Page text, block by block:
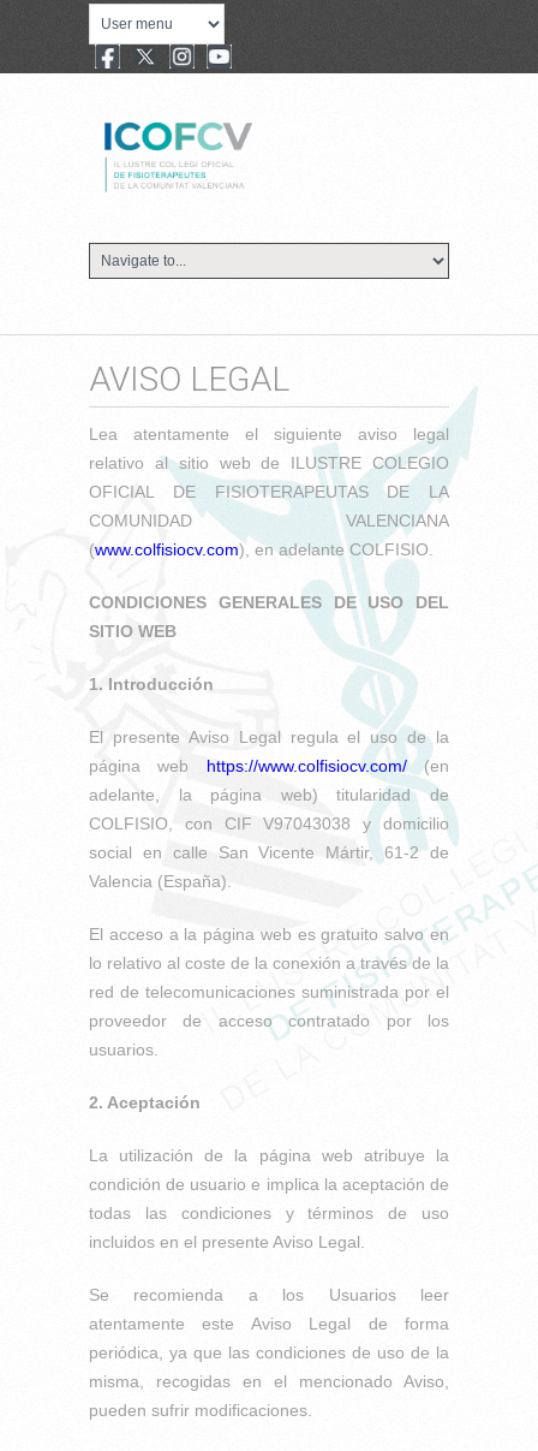
AVISO LEGAL
Lea atentamente el siguiente aviso legal
relativo al sitio web de ILUSTRE COLEGIO
OFICIAL DE FISIOTERAPEUTAS DE LA
COMUNIDAD VALENCIANA
(www.colfisiocv.com), en adelante COLFISIO.
CONDICIONES GENERALES DE USO DEL
SITIO WEB
1. Introducción
El presente Aviso Legal regula el uso de la
página web https://www.colfisiocv.com/(en
adelante, la página web) titularidad de
COLFISIO, con CIF V97043038 y domicilio
social en calle San Vicente Mártir, 61-2 de
Valencia (España).
El acceso a la página web es gratuito salvo en
lo relativo al coste de la conexión a través de la
red de telecomunicaciones suministrada por el
proveedor de acceso contratado por los
usuarios.
2. Aceptación
La utilización de la página web atribuye la
condición de usuario e implica la aceptación de
todas las condiciones y términos de uso
incluidos en el presente Aviso Legal.
Se recomienda a los Usuarios leer
atentamente este Aviso Legal de forma
periódica, ya que las condiciones de uso de la
misma, recogidas en el mencionado Aviso,
pueden sufrir modificaciones.